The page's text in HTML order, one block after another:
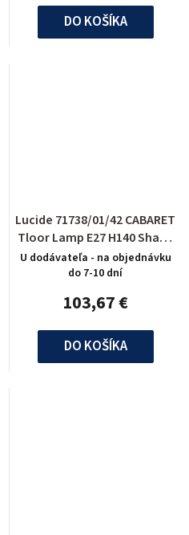
DO KOŠÍKA
Lucide 71738/01/42 CABARET
Tloor Lamp E27 H140 Shade
Yellow
U dodávateľa - na objednávku
do 7-10 dní
103,67 €
DO KOŠÍKA